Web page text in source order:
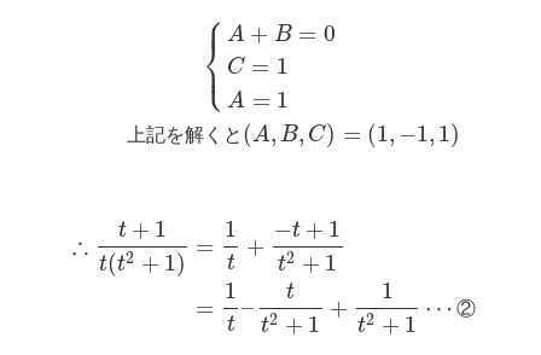
⎧
⎩
⎨⎪
⎪
A + B = 0
C = 1
A = 1
上記を解く と (A, B, C) = (1 , −1 , 1 )
∴ t + 1
t(t2 + 1)
=
1
t
+
−t + 1
t2 + 1
=
1
t
–
t
t2 + 1
+
1
t2 + 1
⋯ ②